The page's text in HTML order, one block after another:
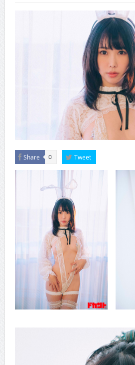
CINEMA×STYLE 286号
CINEMA×STYLE 285号
CINEMA×STYLE 294号
Share 0 Tweet